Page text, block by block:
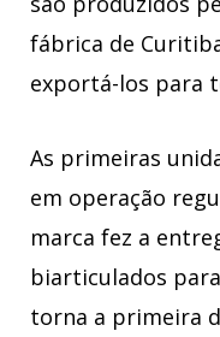
fábrica de
exportá-los para
As primeiras
em operação
marca fez a
biarticulados para
torna a primeira